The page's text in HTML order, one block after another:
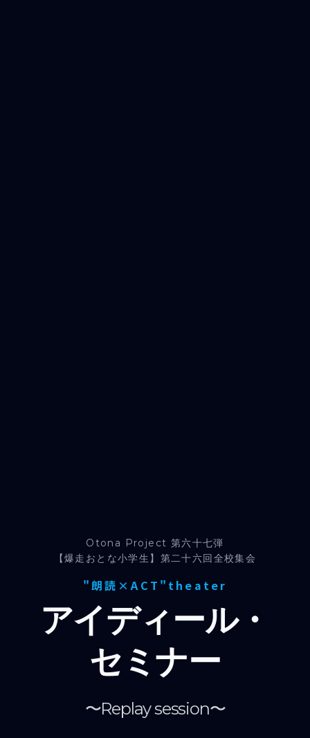
Otona Project 第六十七弾
【爆走おとな小学生】第二十六回全校集会
"朗読×ACT"theater
アイディール・
セミナー
〜Replay session〜